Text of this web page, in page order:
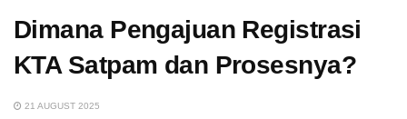
Dimana Pengajuan Registrasi
KTA Satpam dan Prosesnya?
21 AUGUST 2025